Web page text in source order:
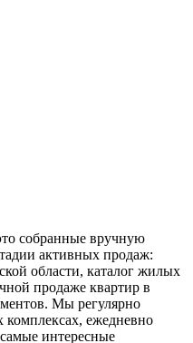
собранные вручную
активных продаж:
области, каталог жилых
продаже квартир в
Мы регулярно
ежедневно
интересные